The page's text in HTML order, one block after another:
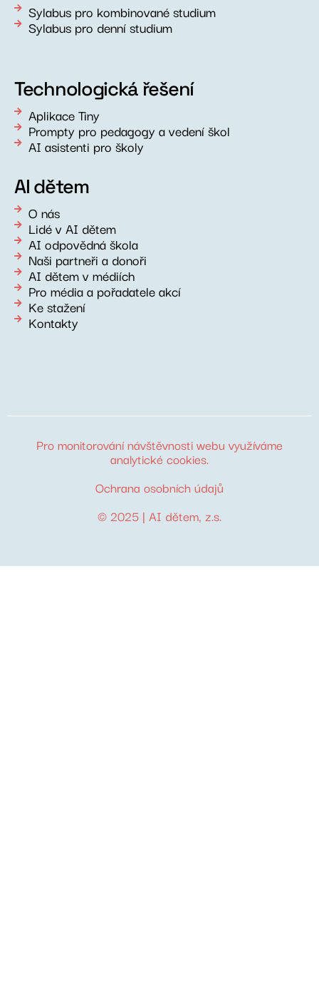
Sylabus pro kombinované studium
Sylabus pro denní studium
Technologická řešení
Aplikace Tiny
Prompty pro pedagogy a vedení škol
AI asistenti pro školy
AI dětem
O nás
Lidé v AI dětem
AI odpovědná škola
Naši partneři a donoři
AI dětem v médiích
Pro média a pořadatele akcí
Ke stažení
Kontakty
Pro monitorování návštěvnosti webu využíváme
analytické cookies.
Ochrana osobních údajů
© 2025 | AI dětem, z.s.